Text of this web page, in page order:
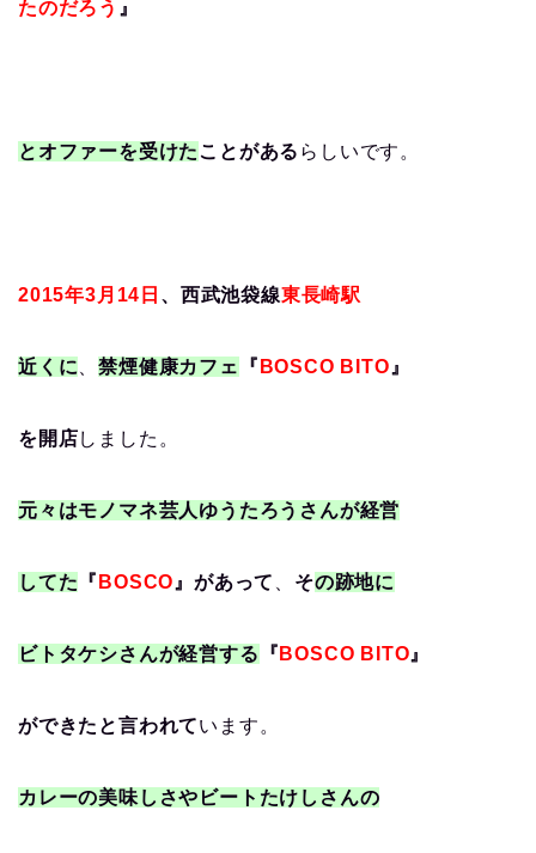
たのだろう 』
とオファーを受けた ことがある らしいです。
2015年3月14日 、西武池袋線東長崎駅
近くに 、禁煙健康カフェ 『 BOSCO BITO 』
を開店しました。
元々はモノマネ芸人ゆうたろうさんが経営
してた 『 BOSCO 』があって その跡地に
ビトタケシさんが経営する 『 BOSCO BITO 』
ができたと言われています。
カレーの美味しさやビートたけしさんの